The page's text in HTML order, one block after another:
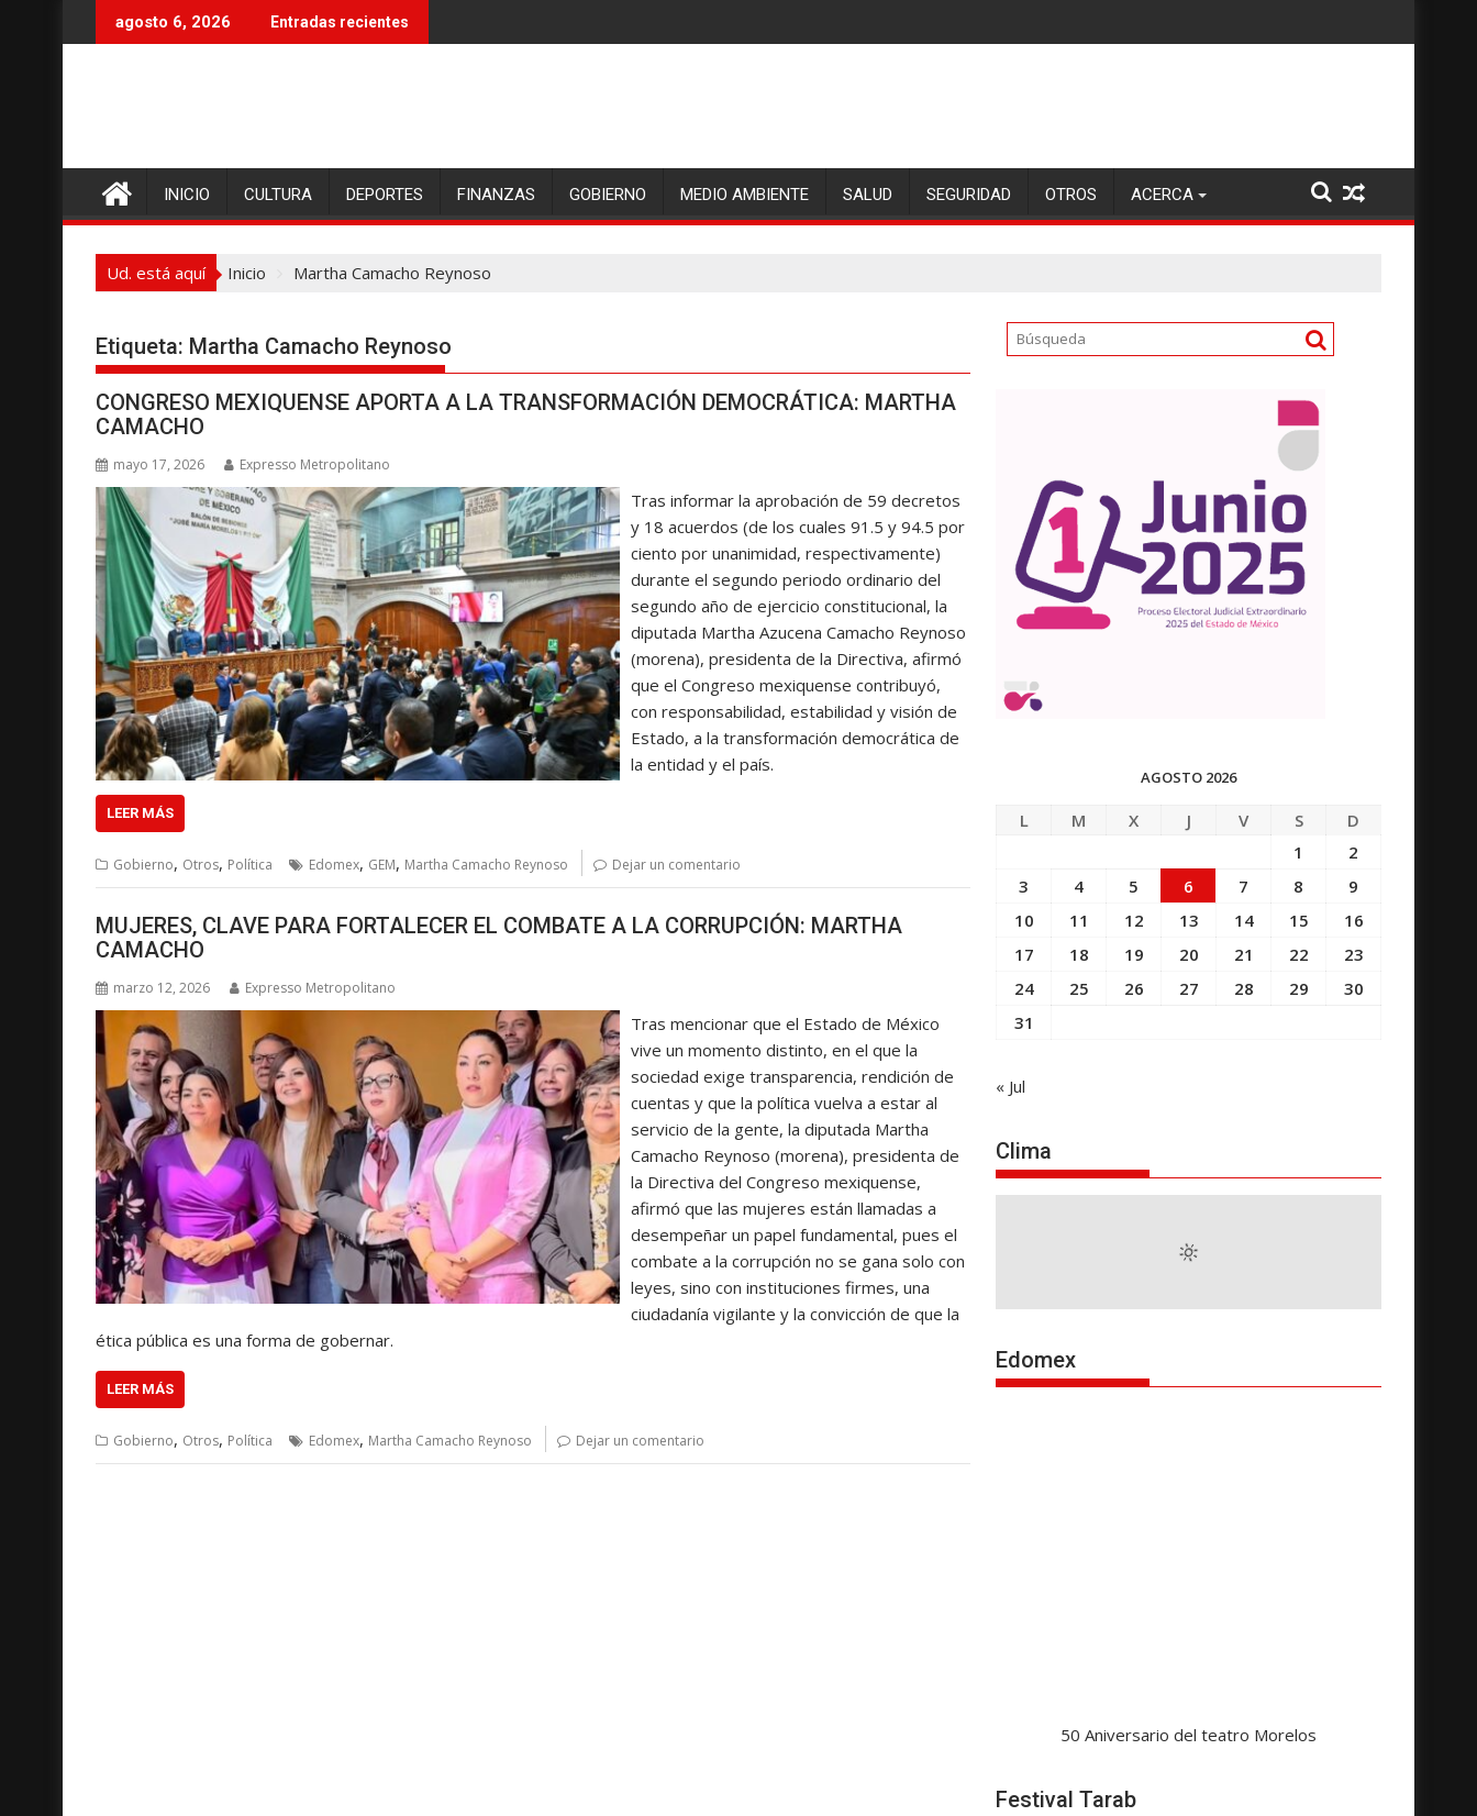
r
n
e
agosto 6, 2026 Entradas recientes
INICIO CULTURA DEPORTES FINANZAS GOBIERNO MEDIO AMBIENTE SALUD SEGURIDAD OTROS ACERCA
Ud. está aquí Inicio Martha Camacho Reynoso
Etiqueta: Martha Camacho Reynoso
CONGRESO MEXIQUENSE APORTA A LA TRANSFORMACIÓN DEMOCRÁTICA: MARTHA
CAMACHO
mayo 17, 2026 Expresso Metropolitano
Tras informar la aprobación de 59 decretos
y 18 acuerdos (de los cuales 91.5 y 94.5 por
ciento por unanimidad, respectivamente)
durante el segundo periodo ordinario del
segundo año de ejercicio constitucional, la
diputada Martha Azucena Camacho Reynoso
(morena), presidenta de la Directiva, afirmó
que el Congreso mexiquense contribuyó,
con responsabilidad, estabilidad y visión de
Estado, a la transformación democrática de
la entidad y el país.
LEER MÁS
Gobierno, Otros, Política Edomex, GEM, Martha Camacho Reynoso Dejar un comentario
MUJERES, CLAVE PARA FORTALECER EL COMBATE A LA CORRUPCIÓN: MARTHA
CAMACHO
marzo 12, 2026 Expresso Metropolitano
Tras mencionar que el Estado de México
vive un momento distinto, en el que la
sociedad exige transparencia, rendición de
cuentas y que la política vuelva a estar al
servicio de la gente, la diputada Martha
Camacho Reynoso (morena), presidenta de
la Directiva del Congreso mexiquense,
afirmó que las mujeres están llamadas a
desempeñar un papel fundamental, pues el
combate a la corrupción no se gana solo con
leyes, sino con instituciones firmes, una
ciudadanía vigilante y la convicción de que la
ética pública es una forma de gobernar.
LEER MÁS
Gobierno, Otros, Política Edomex, Martha Camacho Reynoso Dejar un comentario
AGOSTO 2026
L M X J V S
D
1
2
3
4 5 6 7 8
9
10
11 12 13 14 15
16
17
18 19 20 21 22
23
24
25 26 27 28 29
30
31
« Jul
Clima
Edomex
50 Aniversario del teatro Morelos
Festival Tarab